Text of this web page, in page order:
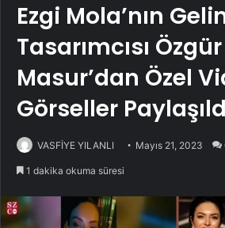
Ezgi Mola’nın
Tasarımcısı Özgür
Masur’dan Özel
Görseller
VASFİYE YILANLI Mayıs 21, 2023
1 dakika okuma süresi